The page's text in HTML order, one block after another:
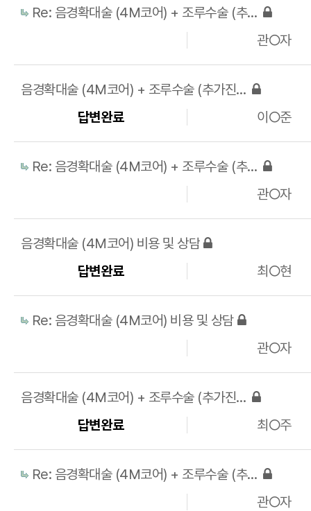
Re: 음경확대술 (4M코어) + 조루수술 (추가진피) 비용 및 상담
관○자
음경확대술 (4M코어) + 조루수술 (추가진피) 비용 및 상담
답변완료
이○준
Re: 음경확대술 (4M코어) + 조루수술 (추가진피) 비용 및 상담
관○자
음경확대술 (4M코어) 비용 및 상담
답변완료
최○현
Re: 음경확대술 (4M코어) 비용 및 상담
관○자
음경확대술 (4M코어) + 조루수술 (추가진피) 비용 및 상담
답변완료
최○주
Re: 음경확대술 (4M코어) + 조루수술 (추가진피) 비용 및 상담
관○자